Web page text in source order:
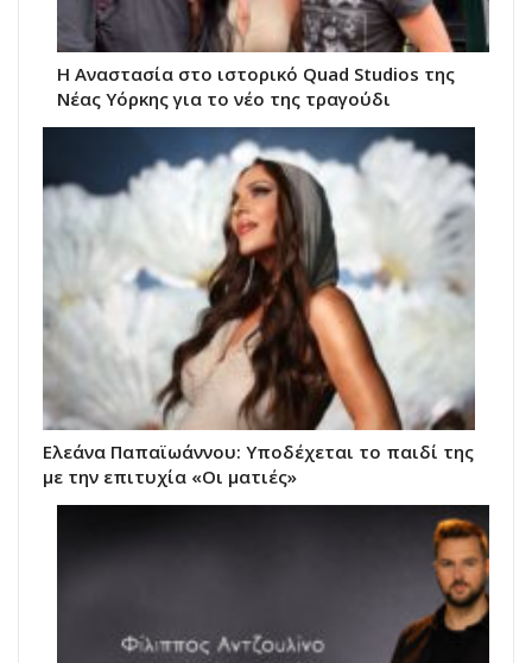
Η Αναστασία στο ιστορικό Quad Studios της
Νέας Υόρκης για το νέο της τραγούδι
Ελεάνα Παπαϊωάννου: Υποδέχεται το παιδί της
με την επιτυχία «Οι ματιές»